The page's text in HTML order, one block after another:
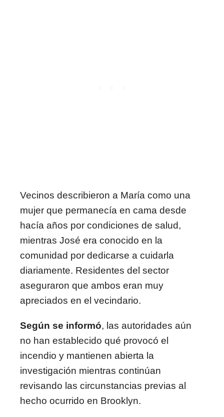
Vecinos describieron a María como una
mujer que permanecía en cama desde
hacía años por condiciones de salud,
mientras José era conocido en la
comunidad por dedicarse a cuidarla
diariamente. Residentes del sector
aseguraron que ambos eran muy
apreciados en el vecindario.
Según se informó, las autoridades aún
no han establecido qué provocó el
incendio y mantienen abierta la
investigación mientras continúan
revisando las circunstancias previas al
hecho ocurrido en Brooklyn.